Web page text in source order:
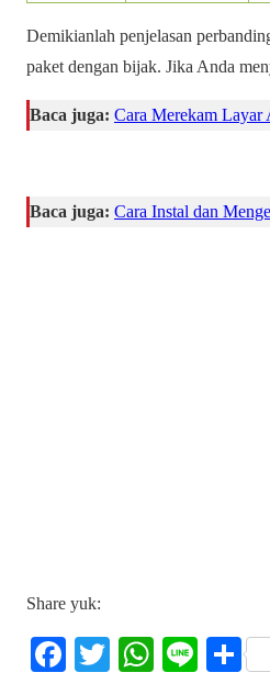
Demikianlah penjelasan
paket dengan bijak. Jika Anda
Baca juga: Cara Merekam Layar
Baca juga: Cara Instal dan
Share yuk:
Fa T
W
Li S